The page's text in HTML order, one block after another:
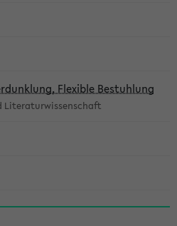
Flexible Bestuhlung